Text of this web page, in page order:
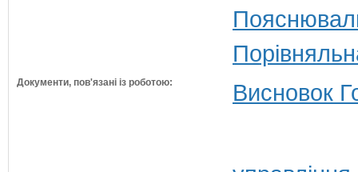
Документи, пов'язані із роботою: Висновок